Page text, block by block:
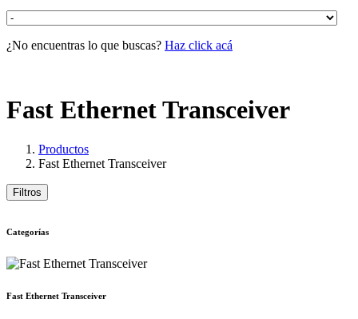
¿No encuentras lo que buscas? Haz click acá
Fast Ethernet Transceiver
Productos
Fast Ethernet Transceiver
Filtros
Categorías
Fast Ethernet Transceiver